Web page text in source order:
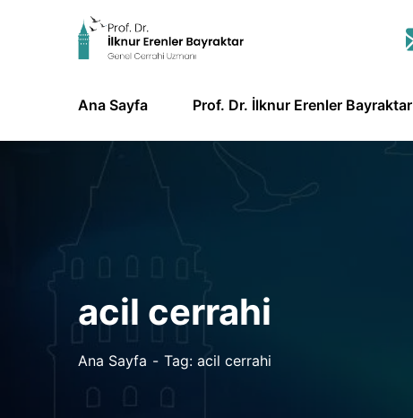
Ana Sayfa Prof. Dr. İlknur Erenler Bayraktar
acil cerrahi
Ana Sayfa Tag: acil cerrahi